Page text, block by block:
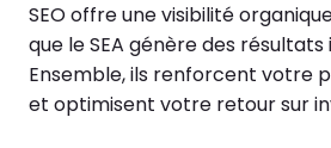
SEO offre une visibilité
que le SEA génère des
Ensemble, ils renforcent votre
et optimisent votre retour sur